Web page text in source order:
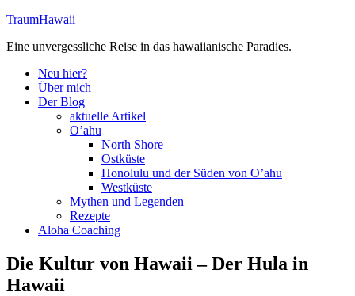
TraumHawaii
Eine unvergessliche Reise in das hawaiianische Paradies.
Neu hier?
Über mich
Der Blog
aktuelle Artikel
O’ahu
North Shore
Ostküste
Honolulu und der Süden von O’ahu
Westküste
Mythen und Legenden
Rezepte
Aloha Coaching
Die Kultur von Hawaii – Der Hula in
Hawaii